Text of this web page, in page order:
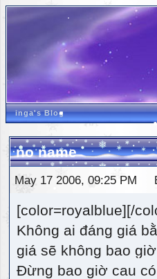
inga's Blog
no name
May 17 2006, 09:25 PM
[color=royalblue][/
Không ai đáng giá
giá sẽ không bao
Đừng bao giờ cau